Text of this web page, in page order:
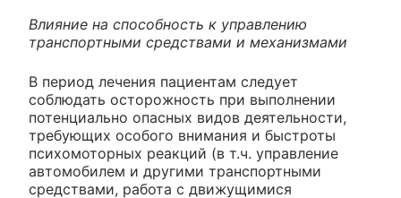
Влияние на способность к управлению
транспортными средствами и механизмами
В период лечения пациентам следует
соблюдать осторожность при выполнении
потенциально опасных видов деятельности,
требующих особого внимания и быстроты
психомоторных реакций (в т.ч. управление
автомобилем и другими транспортными
средствами, работа с движущимися